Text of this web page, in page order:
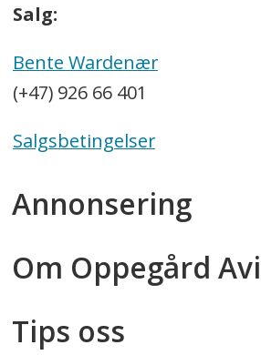
Salg:
Bente Wardenær
(+47) 926 66 401
Salgsbetingelser
Annonsering
Om Oppegård
Tips oss